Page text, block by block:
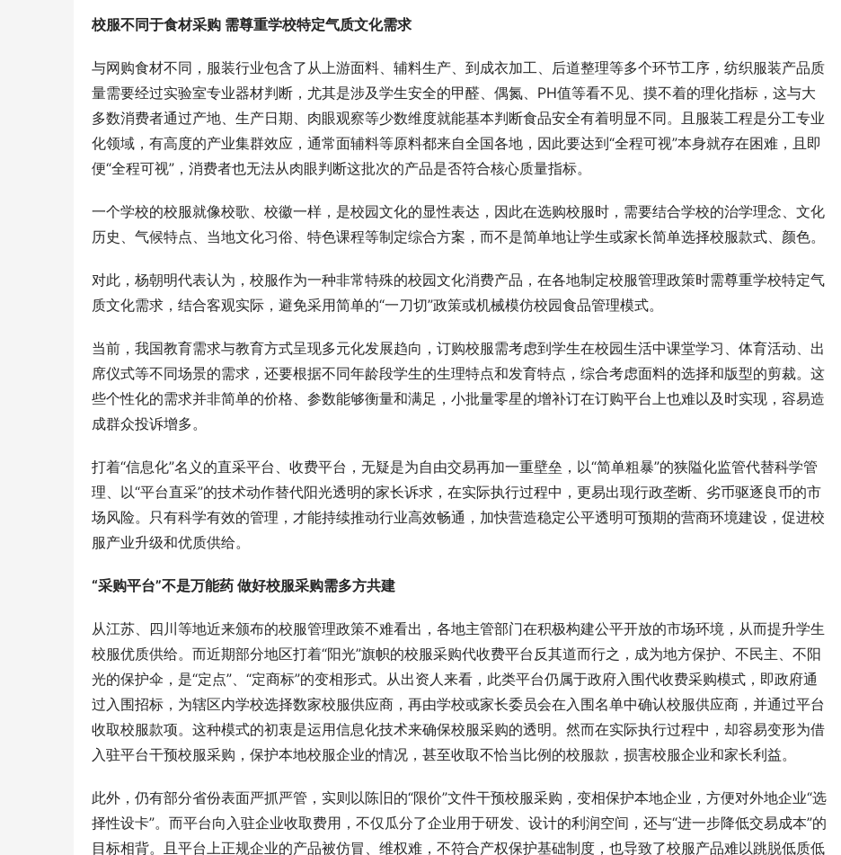
校服不同于食材采购 需尊重学校特定气质文化需求
与网购食材不同，服装行业包含了从上游面料、辅料生产、到成衣加工、后道整理等多个环节工序，纺织服装产品质
量需要经过实验室专业器材判断，尤其是涉及学生安全的甲醛、偶氮、PH值等看不见、摸不着的理化指标，这与大
多数消费者通过产地、生产日期、肉眼观察等少数维度就能基本判断食品安全有着明显不同。且服装工程是分工专业
化领域，有高度的产业集群效应，通常面辅料等原料都来自全国各地，因此要达到“全程可视”本身就存在困难，且即
便“全程可视”，消费者也无法从肉眼判断这批次的产品是否符合核心质量指标。
一个学校的校服就像校歌、校徽一样，是校园文化的显性表达，因此在选购校服时，需要结合学校的治学理念、文化
历史、气候特点、当地文化习俗、特色课程等制定综合方案，而不是简单地让学生或家长简单选择校服款式、颜色。
对此，杨朝明代表认为，校服作为一种非常特殊的校园文化消费产品，在各地制定校服管理政策时需尊重学校特定气
质文化需求，结合客观实际，避免采用简单的“一刀切”政策或机械模仿校园食品管理模式。
当前，我国教育需求与教育方式呈现多元化发展趋向，订购校服需考虑到学生在校园生活中课堂学习、体育活动、出
席仪式等不同场景的需求，还要根据不同年龄段学生的生理特点和发育特点，综合考虑面料的选择和版型的剪裁。这
些个性化的需求并非简单的价格、参数能够衡量和满足，小批量零星的增补订在订购平台上也难以及时实现，容易造
成群众投诉增多。
打着“信息化”名义的直采平台、收费平台，无疑是为自由交易再加一重壁垒，以“简单粗暴”的狭隘化监管代替科学管
理、以“平台直采”的技术动作替代阳光透明的家长诉求，在实际执行过程中，更易出现行政垄断、劣币驱逐良币的市
场风险。只有科学有效的管理，才能持续推动行业高效畅通，加快营造稳定公平透明可预期的营商环境建设，促进校
服产业升级和优质供给。
“采购平台”不是万能药 做好校服采购需多方共建
从江苏、四川等地近来颁布的校服管理政策不难看出，各地主管部门在积极构建公平开放的市场环境，从而提升学生
校服优质供给。而近期部分地区打着“阳光”旗帜的校服采购代收费平台反其道而行之，成为地方保护、不民主、不阳
光的保护伞，是“定点”、“定商标”的变相形式。从出资人来看，此类平台仍属于政府入围代收费采购模式，即政府通
过入围招标，为辖区内学校选择数家校服供应商，再由学校或家长委员会在入围名单中确认校服供应商，并通过平台
收取校服款项。这种模式的初衷是运用信息化技术来确保校服采购的透明。然而在实际执行过程中，却容易变形为借
入驻平台干预校服采购，保护本地校服企业的情况，甚至收取不恰当比例的校服款，损害校服企业和家长利益。
此外，仍有部分省份表面严抓严管，实则以陈旧的“限价”文件干预校服采购，变相保护本地企业，方便对外地企业“选
择性设卡”。而平台向入驻企业收取费用，不仅瓜分了企业用于研发、设计的利润空间，还与“进一步降低交易成本”的
目标相背。且平台上正规企业的产品被仿冒、维权难，不符合产权保护基础制度，也导致了校服产品难以跳脱低质低
融创服务首届乒乓球赛浙江启幕，九城联动
点燃社区活力
新生纪元科技有限公司盛大开业，携高标准
细胞生产工厂服务社会